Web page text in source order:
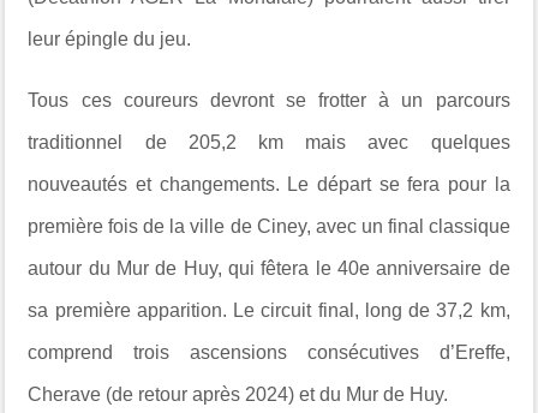
leur épingle du jeu.
Tous ces coureurs devront se frotter à un parcours
traditionnel de 205,2 km mais avec quelques
nouveautés et changements. Le départ se fera pour la
première fois de la ville de Ciney, avec un final classique
autour du Mur de Huy, qui fêtera le 40e anniversaire de
sa première apparition. Le circuit final, long de 37,2 km,
comprend trois ascensions consécutives d’Ereffe,
Cherave (de retour après 2024) et du Mur de Huy.